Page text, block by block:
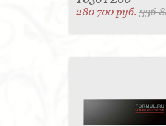
280 700 руб.336